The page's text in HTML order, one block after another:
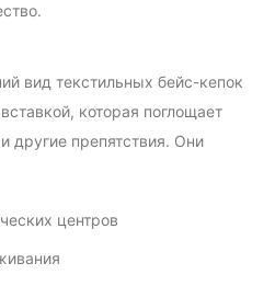
вид текстильных бейс-кепок
которая поглощает
другие препятствия. Они
центров